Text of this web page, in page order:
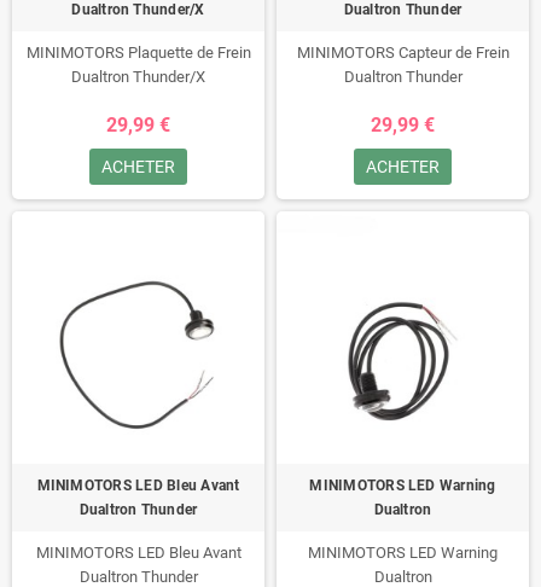
Dualtron Thunder/X
MINIMOTORS Plaquette de Frein
Dualtron Thunder/X
29,99 €
ACHETER
Dualtron Thunder
MINIMOTORS Capteur de Frein
Dualtron Thunder
29,99 €
ACHETER
MINIMOTORS LED Bleu Avant
Dualtron Thunder
MINIMOTORS LED Bleu Avant
Dualtron Thunder
MINIMOTORS LED Warning
Dualtron
MINIMOTORS LED Warning
Dualtron